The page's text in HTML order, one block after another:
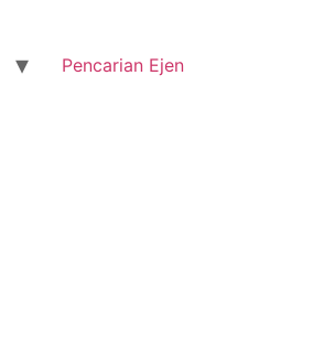
Pencarian Ejen